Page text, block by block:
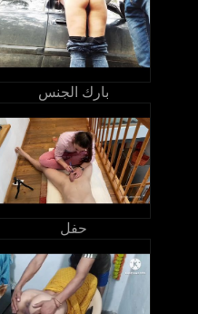
بارك الجنس
حفل